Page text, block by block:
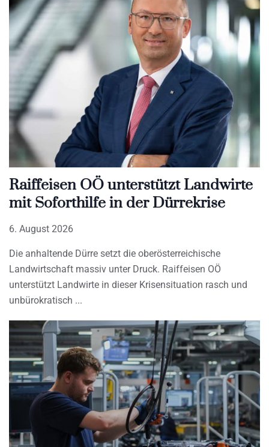
Raiffeisen OÖ unterstützt Landwirte
mit Soforthilfe in der Dürrekrise
6. August 2026
Die anhaltende Dürre setzt die oberösterreichische
Landwirtschaft massiv unter Druck. Raiffeisen OÖ
unterstützt Landwirte in dieser Krisensituation rasch und
unbürokratisch